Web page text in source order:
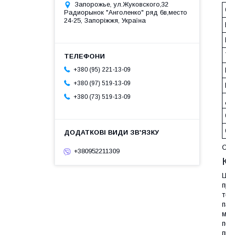
Запорожье, ул.Жуковского,32
Радиорынок "Анголенко" ряд 6в,место
24-25, Запоріжжя, Україна
+380 (95) 221-13-09
+380 (97) 519-13-09
+380 (73) 519-13-09
+380952211309